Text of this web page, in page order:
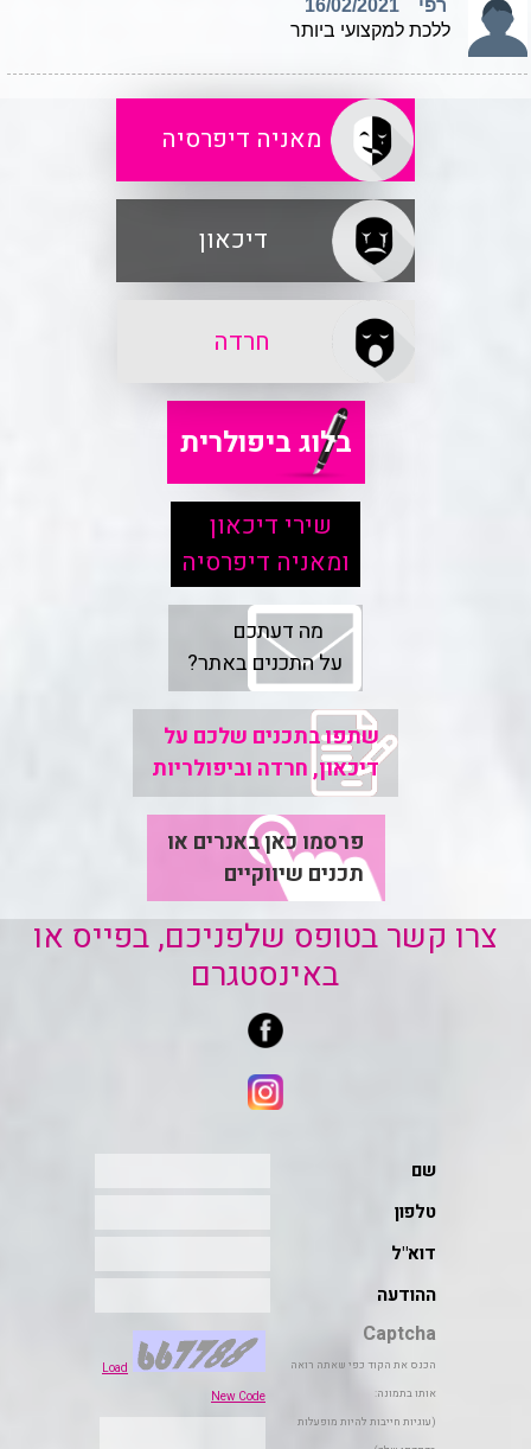
צרו קשר בטופס שלפניכם, בפייס או
באינסטגרם
מה דעתכם
על התכנים באתר?
בלוג ביפולרית
שירי דיכאון
ומאניה דיפרסיה
דיכאון
מאניה דיפרסיה
חרדה
פרסמו כאן באנרים או
תכנים שיווקיים
שתפו בתכנים שלכם על
דיכאון, חרדה וביפולריות